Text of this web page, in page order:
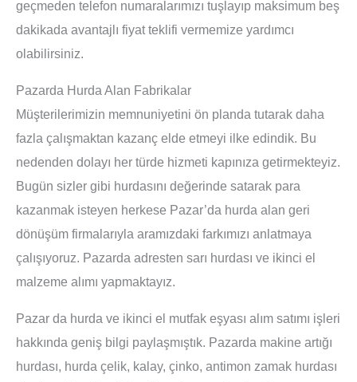
geçmeden telefon numaralarımızı tuşlayıp maksimum beş
dakikada avantajlı fiyat teklifi vermemize yardımcı
olabilirsiniz.
Pazarda Hurda Alan Fabrikalar
Müşterilerimizin memnuniyetini ön planda tutarak daha
fazla çalışmaktan kazanç elde etmeyi ilke edindik. Bu
nedenden dolayı her türde hizmeti kapınıza getirmekteyiz.
Bugün sizler gibi hurdasını değerinde satarak para
kazanmak isteyen herkese Pazar’da hurda alan geri
dönüşüm firmalarıyla aramızdaki farkımızı anlatmaya
çalışıyoruz. Pazarda adresten sarı hurdası ve ikinci el
malzeme alımı yapmaktayız.
Pazar da hurda ve ikinci el mutfak eşyası alım satımı işleri
hakkında geniş bilgi paylaşmıştık. Pazarda makine artığı
hurdası, hurda çelik, kalay, çinko, antimon zamak hurdası